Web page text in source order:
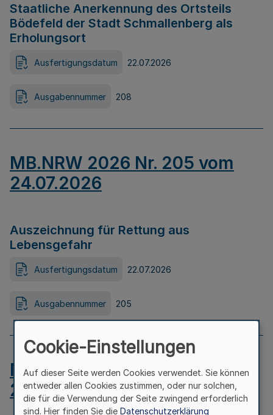
Staatliche Anerkennung des Ortsteils
Bödefeld der Stadt Schmallenberg als
Erholungsort
Ausfertigungsdatum 22.07.2026
Ausgabennummer 208
MB.NRW 2026 Nr. 205 vom
24.07.2026
Auszeichnung für Rettung aus
Lebensgefahr
Ausfertigungsdatum 22.07.2026
Ausgabennummer 205
MB.NRW 2026 Nr. 204 vom
24.07.2026
Cookie-Einstellungen
Auf dieser Seite werden Cookies verwendet. Sie können
entweder allen Cookies zustimmen, oder nur solchen,
die für die Verwendung der Seite zwingend erforderlich
sind. Hier finden Sie die Datenschutzerklärung